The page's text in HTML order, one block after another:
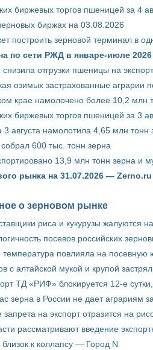
биржевых торгов пшеницей за 4
биржах на 03.08.2026
построить зерновой терминал в
по сети РЖД в январе-июле
отгрузки пшеницы на
озимых застрахованные аграрии
крае намолочено более 10,2 млн
биржевых торгов пшеницей за 3
3 августа намолотила 4,65 млн тонн
600 тыс. тонн зерна
13,9 млн тонн зерна и
рынка на 31.07.2026 — Zerno.ru
о зерновом рынке
риса и кукурузы жалуются
посевов российских
температура повлияла на
с алтайской мукой и крупой
ТД «РИФ» блокируется 12-е
зерна в России не дает аграриям
запрета на экспорт отразится на
рассматривают введение
близок к коллапсу — Город N